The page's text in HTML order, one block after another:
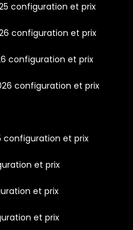
configuration et prix
configuration et prix
configuration et prix
configuration et prix
configuration et prix
et prix
et prix
et prix